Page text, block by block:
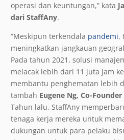
operasi dan keuntungan,” kata
dari StaffAny.
“Meskipun terkendala pandemi,
meningkatkan jangkauan
Pada tahun 2021, solusi
melacak lebih dari 11 juta jam
membantu penghematan lebih
tambah Eugene Ng, Co-
Tahun lalu, StaffAny
tenaga kerja mereka untuk
dukungan untuk para pelaku